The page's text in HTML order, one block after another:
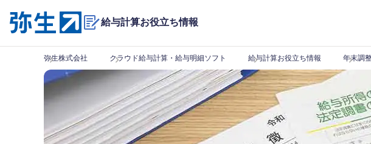
給与計算お役立ち情報
弥生株式会社 クラウド給与計算・給与明細ソフト 給与計算お役立ち情報 年末調